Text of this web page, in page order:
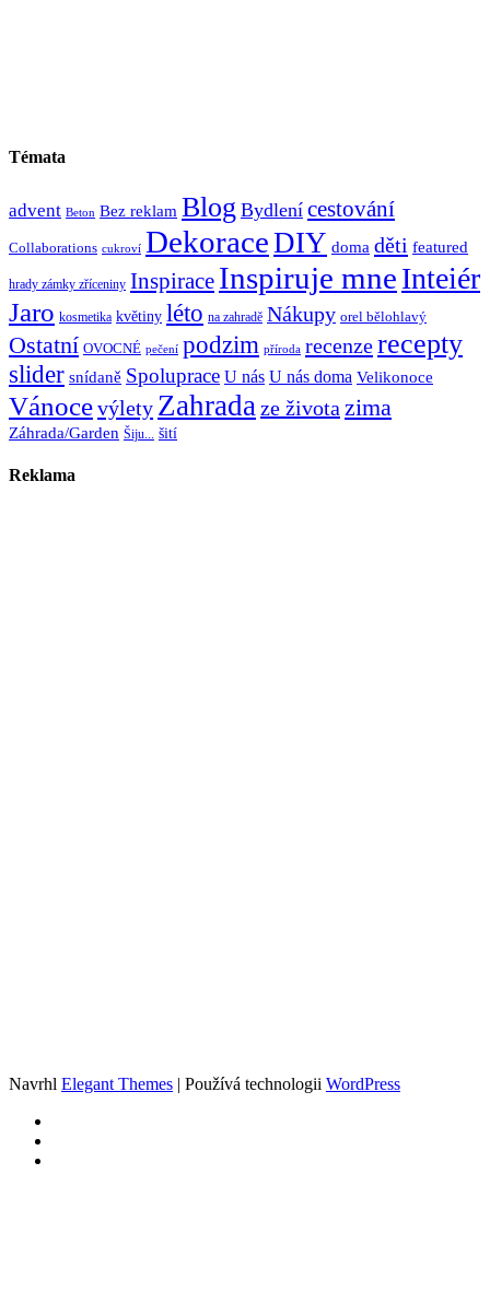
Témata
advent Beton Bez reklam Blog Bydlení cestování
Collaborations cukroví DekoraceDIY doma děti featured
hrady zámky zříceniny Inspirace Inspiruje mneInteiér
Jaro kosmetika květiny léto na zahradě Nákupy orel bělohlavý
Ostatní OVOCNÉ pečení podzim příroda recenzerecepty
slider snídaně Spoluprace U nás U nás doma Velikonoce
Vánocevýlety Zahrada ze života zima
Záhrada/Garden Šiju... šití
Reklama
Navrhl Elegant Themes | Používá technologii WordPress